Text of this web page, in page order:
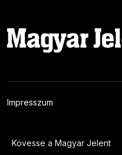
Impresszum
Kövesse a Magyar Jelent